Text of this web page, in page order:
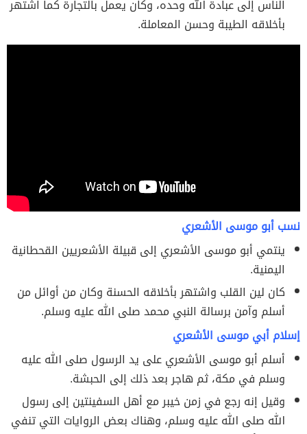
الناس إلى عبادة الله وحده، وكان يعمل بالتجارة كما اشتهر
بأخلاقه الطيبة وحسن المعاملة.
نسب أبو موسى الأشعري
ينتمي أبو موسى الأشعري إلى قبيلة الأشعريين القحطانية
اليمنية.
كان لين القلب واشتهر بأخلاقه الحسنة وكان من أوائل من
أسلم وآمن برسالة النبي محمد صلى الله عليه وسلم.
إسلام أبي موسى الأشعري
أسلم أبو موسى الأشعري على يد الرسول صلى الله عليه
وسلم في مكة، ثم هاجر بعد ذلك إلى الحبشة.
وقيل إنه رجع في زمن خيبر مع أهل السفينتين إلى رسول
الله صلى الله عليه وسلم، وهناك بعض الروايات التي تنفي